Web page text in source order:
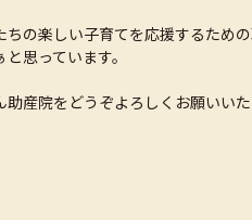
ちの楽しい子育てを応援するため
思っています。
産院をどうぞよろしくお願いいた